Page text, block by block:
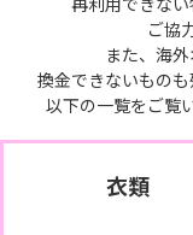
ご協
また、海
換金できないもの
以下の一覧をご覧
衣類